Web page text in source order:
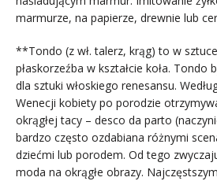
marmurze, na papierze, drewnie lub
**Tondo (z wł. talerz, krąg) to w
płaskorzeźba w kształcie koła. Tondo
dla sztuki włoskiego renesansu.
Wenecji kobiety po porodzie
okrągłej tacy – desco da parto
bardzo często ozdabiana różnymi
dziećmi lub porodem. Od tego
moda na okrągłe obrazy.